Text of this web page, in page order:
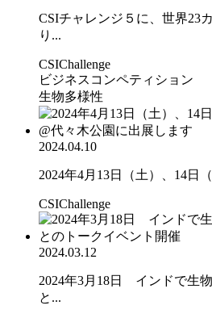
CSIチャレンジ５に、世界23
り...
CSIChallenge
ビジネスコンペティション
生物多様性
2024.04.10
2024年4月13日（土）、14日
CSIChallenge
2024.03.12
2024年3月18日 インドで生
と...